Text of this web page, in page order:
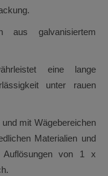
aus galvanisiertem
eine lange
unter rauen
mit Wägebereichen
Materialien und
Auflösungen von 1 x